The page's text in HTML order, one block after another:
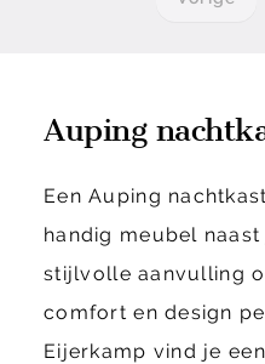
Auping
Een Auping
handig meubel
stijlvolle aanvulling
comfort en design
Eijerkamp vind je